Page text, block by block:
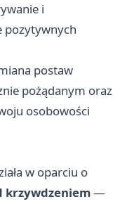
i
pozytywnych
postaw
pożądanym oraz
osobowości
w oparciu o
krzywdzeniem—